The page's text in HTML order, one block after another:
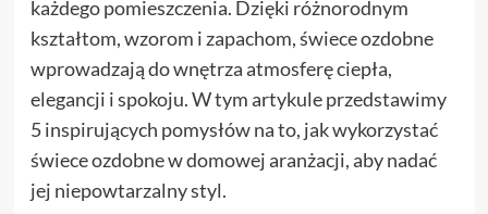
każdego pomieszczenia. Dzięki różnorodnym
kształtom, wzorom i zapachom, świece ozdobne
wprowadzają do wnętrza atmosferę ciepła,
elegancji i spokoju. W tym artykule przedstawimy
5 inspirujących pomysłów na to, jak wykorzystać
świece ozdobne w domowej aranżacji, aby nadać
jej niepowtarzalny styl.